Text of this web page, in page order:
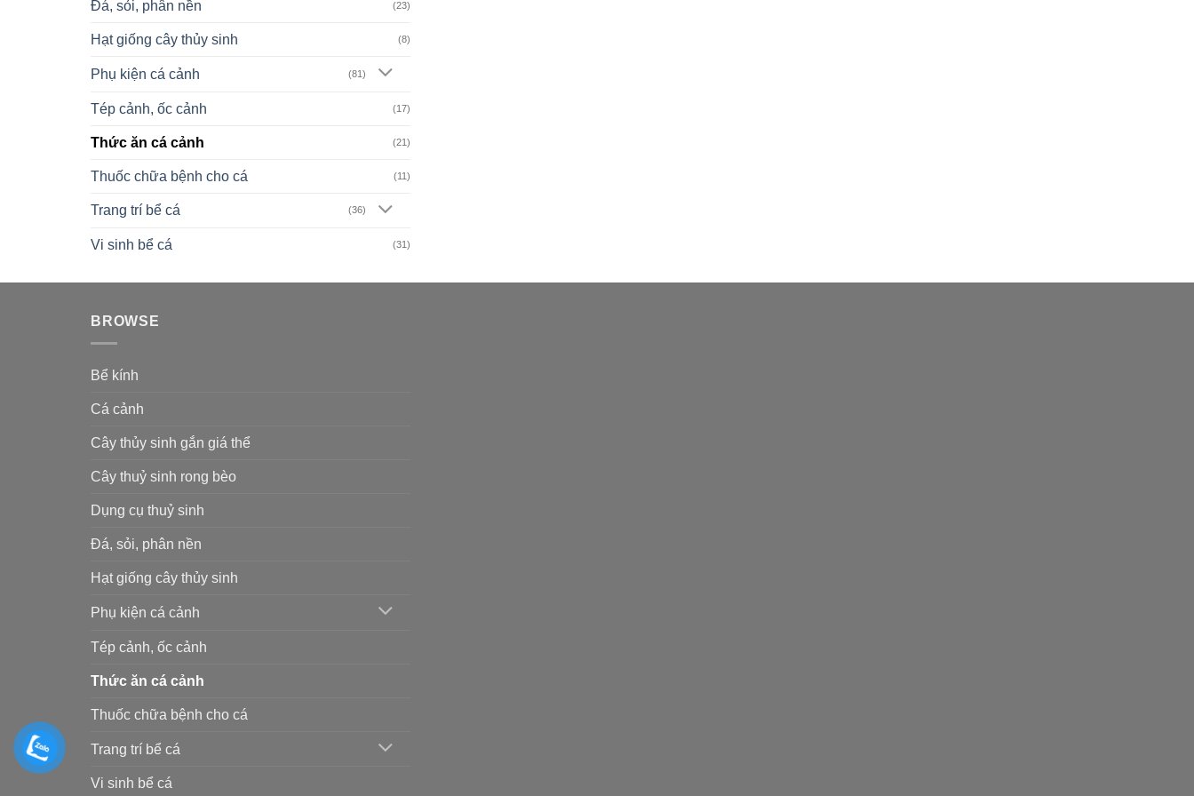
Đá, sỏi, phân nền (23)
Hạt giống cây thủy sinh (8)
Phụ kiện cá cảnh (81)
Tép cảnh, ốc cảnh (17)
Thức ăn cá cảnh (21)
Thuốc chữa bệnh cho cá (11)
Trang trí bể cá (36)
Vi sinh bể cá (31)
BROWSE
Bể kính
Cá cảnh
Cây thủy sinh gắn giá thể
Cây thuỷ sinh rong bèo
Dụng cụ thuỷ sinh
Đá, sỏi, phân nền
Hạt giống cây thủy sinh
Phụ kiện cá cảnh
Tép cảnh, ốc cảnh
Thức ăn cá cảnh
Thuốc chữa bệnh cho cá
Trang trí bể cá
Vi sinh bể cá